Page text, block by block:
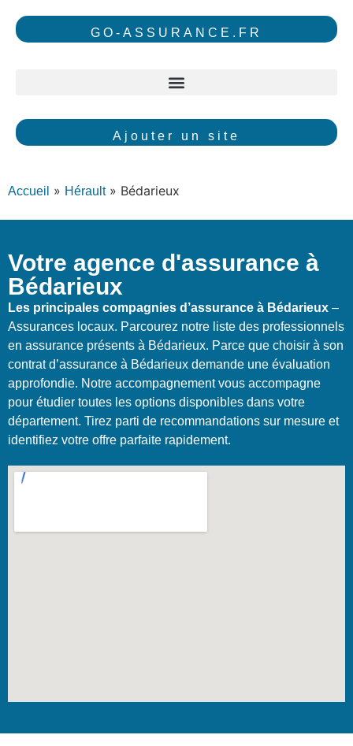
GO-ASSURANCE.FR
Ajouter un site
Accueil » Hérault» Bédarieux
Votre agence d'assurance à
Bédarieux
Les principales compagnies d’assurance à Bédarieux –
Assurances locaux. Parcourez notre liste des professionnels
en assurance présents à Bédarieux. Parce que choisir à son
contrat d’assurance à Bédarieux demande une évaluation
approfondie. Notre accompagnement vous accompagne
pour étudier toutes les options disponibles dans votre
département. Tirez parti de recommandations sur mesure et
identifiez votre offre parfaite rapidement.